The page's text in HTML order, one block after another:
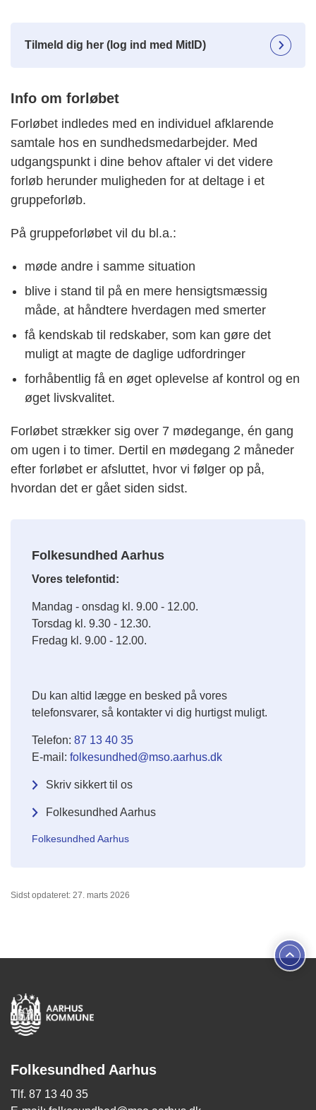
Tilmeld dig her (log ind med MitID)
Info om forløbet
Forløbet indledes med en individuel afklarende
samtale hos en sundhedsmedarbejder. Med
udgangspunkt i dine behov aftaler vi det videre
forløb herunder muligheden for at deltage i et
gruppeforløb.
På gruppeforløbet vil du bl.a.:
møde andre i samme situation
blive i stand til på en mere hensigtsmæssig
måde, at håndtere hverdagen med smerter
få kendskab til redskaber, som kan gøre det
muligt at magte de daglige udfordringer
forhåbentlig få en øget oplevelse af kontrol og en
øget livskvalitet.
Forløbet strækker sig over 7 mødegange, én gang
om ugen i to timer. Dertil en mødegang 2 måneder
efter forløbet er afsluttet, hvor vi følger op på,
hvordan det er gået siden sidst.
Folkesundhed Aarhus
Vores telefontid:
Mandag - onsdag kl. 9.00 - 12.00.
Torsdag kl. 9.30 - 12.30.
Fredag kl. 9.00 - 12.00.
Du kan altid lægge en besked på vores
telefonsvarer, så kontakter vi dig hurtigst muligt.
Telefon: 87 13 40 35
E-mail: folkesundhed@mso.aarhus.dk
Skriv sikkert til os
Folkesundhed Aarhus
Folkesundhed Aarhus
Sidst opdateret: 27. marts 2026
Folkesundhed Aarhus
Tlf. 87 13 40 35